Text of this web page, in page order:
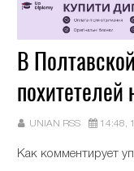
В
похитетелей
UNIAN RSS 14:48,
Как комментирует